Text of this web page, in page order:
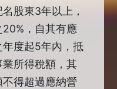
股東3年以上，
，自其有應
度起5年內，抵
所得稅額，其
得超過應納營